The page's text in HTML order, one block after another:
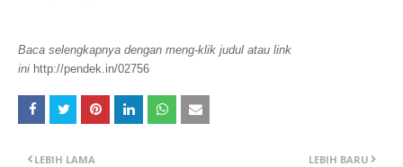
Baca selengkapnya dengan meng-klik judul atau link
ini http://pendek.in/02756
LEBIH BARU
LEBIH LAMA